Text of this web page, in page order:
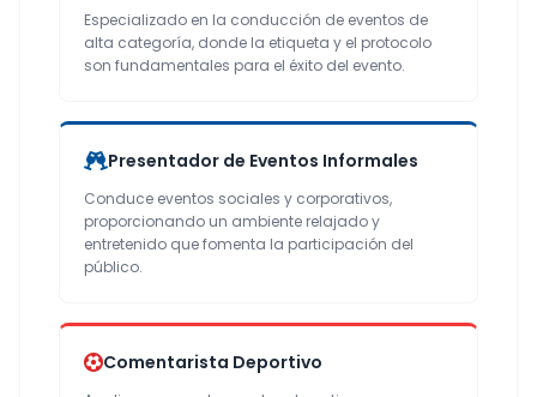
Especializado en la conducción de eventos de
alta categoría, donde la etiqueta y el protocolo
son fundamentales para el éxito del evento.
Presentador de Eventos Informales
Conduce eventos sociales y corporativos,
proporcionando un ambiente relajado y
entretenido que fomenta la participación del
público.
Comentarista Deportivo